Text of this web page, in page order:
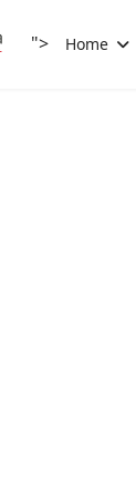
"> Home